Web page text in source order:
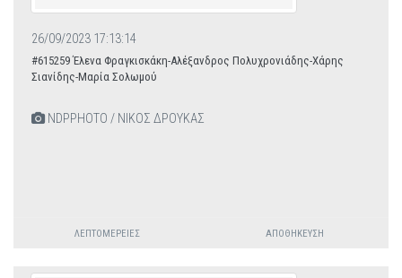
26/09/2023 17:13:14
#615259 Έλενα Φραγκισκάκη-Αλέξανδρος Πολυχρονιάδης-Χάρης
Σιανίδης-Μαρία Σολωμού
NDPPHOTO / ΝΙΚΟΣ ΔΡΟΥΚΑΣ
ΛΕΠΤΟΜΈΡΕΙΕΣ ΑΠΟΘΉΚΕΥΣΗ